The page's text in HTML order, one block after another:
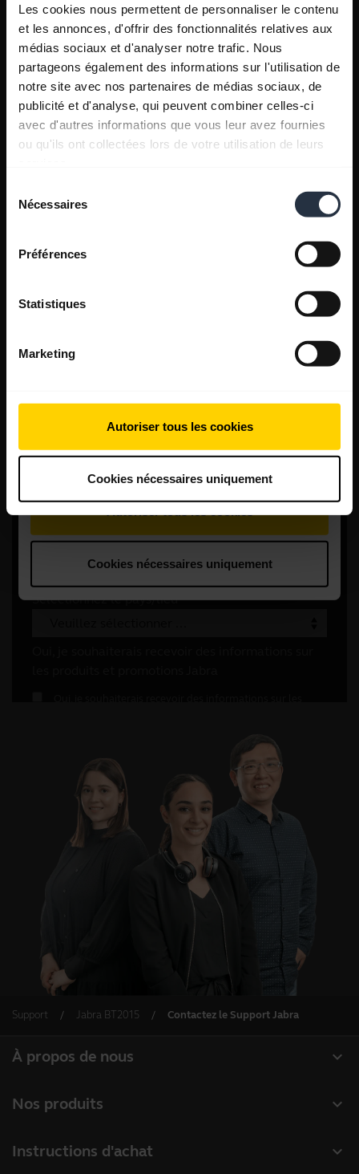
Les cookies nous permettent de personnaliser le contenu
et les annonces, d'offrir des fonctionnalités relatives aux
médias sociaux et d'analyser notre trafic. Nous
partageons également des informations sur l'utilisation de
notre site avec nos partenaires de médias sociaux, de
publicité et d'analyse, qui peuvent combiner celles-ci
avec d'autres informations que vous leur avez fournies
ou qu'ils ont collectées lors de votre utilisation de leurs
Nécessaires
Préférences
Statistiques
Marketing
Autoriser tous les cookies
Cookies nécessaires uniquement
Support Jabra BT2015 Contactez le Support Jabra
expand_more
À propos de nous
Durabilité
expand_more
Nos produits
expand_more
Instructions d'achat